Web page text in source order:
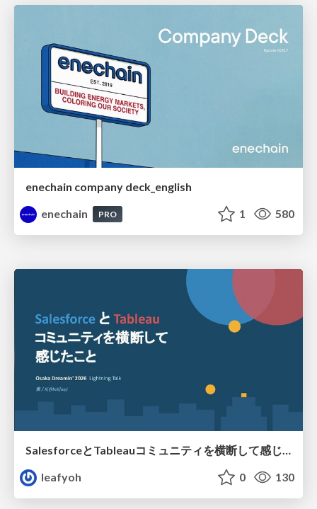
enechain company deck_english
enechain
PRO 1 580
SalesforceとTableauコミュニティを横断して感じたこと（Osaka Dreamin）
leafyoh
0 130